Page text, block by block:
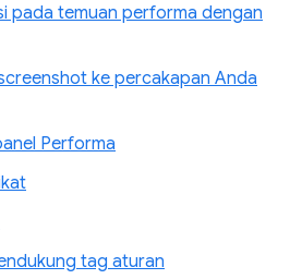
pada temuan performa dengan
ke percakapan Anda
Performa
tag aturan